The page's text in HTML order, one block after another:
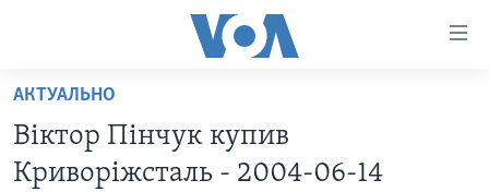
Перейти
матеріалу
Перейти
АКТУАЛЬНО
АКТУАЛЬНО
Віктор Пінчук купив
Криворіжсталь - 2004-06-14